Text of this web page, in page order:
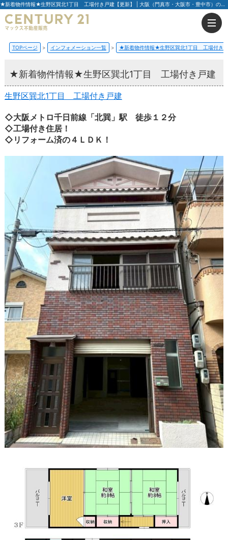
★新着物件情報★生野区巽北1丁目 工場付き戸建【更新】 | 大阪（門真市・大阪市・豊中市）の不動産はセンチュリー21マックス不動産販売
TOPページ インフォメーション一覧 ★新着物件情報★生野区巽北1丁目 工場付き
★新着物件情報★生野区巽北1丁目 工場付き戸建
生野区巽北1丁目 工場付き戸建
◇大阪メトロ千日前線「北巽」駅 徒歩１２分
◇工場付き住居！
◇リフォーム済の４ＬＤＫ！